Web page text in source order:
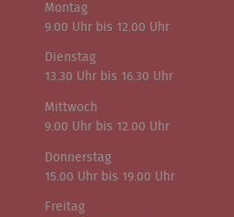
Montag
9.00 Uhr bis 12.00 Uhr
Dienstag
13.30 Uhr bis 16.30 Uhr
Mittwoch
9.00 Uhr bis 12.00 Uhr
Donnerstag
15.00 Uhr bis 19.00 Uhr
Freitag